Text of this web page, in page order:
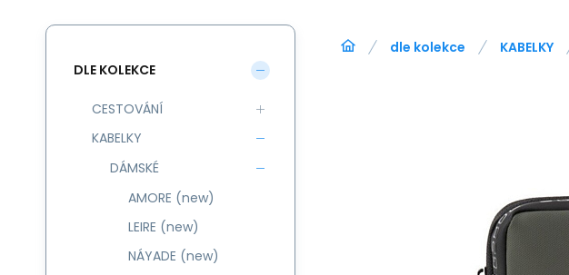
dle kolekce KABELKY
DLE KOLEKCE
CESTOVÁNÍ
KABELKY
DÁMSKÉ
AMORE (new)
LEIRE (new)
NÁYADE (new)